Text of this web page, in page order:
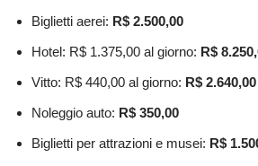
Biglietti aerei: R$ 2.500,00
Hotel: R$ 1.375,00 al giorno: R$
Vitto: R$ 440,00 al giorno: R$ 2.640,00
Noleggio auto: R$ 350,00
Biglietti per attrazioni e musei: R$